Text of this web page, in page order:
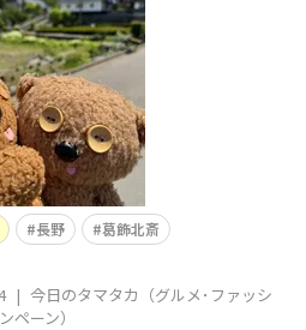
は、そこかしこに北斎の名残が
が
長野 葛飾北斎
| 今日のタマタカ（グルメ･ファッシ
ペーン）